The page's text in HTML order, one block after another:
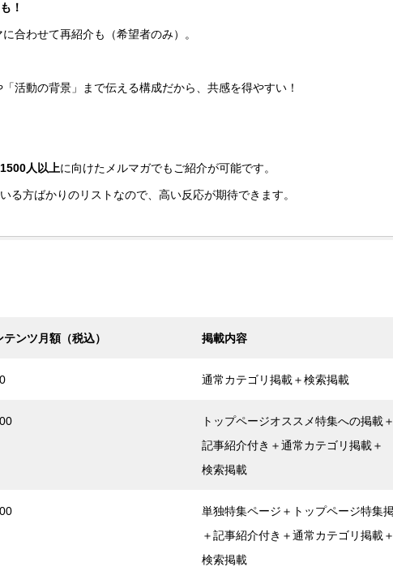
！
合わせて再紹介も（希望者のみ）。
活動の背景」まで伝える構成だから、共感を得やすい！
人以上に向けたメルマガでもご紹介が可能です。
る方ばかりのリストなので、高い反応が期待できます。
テンツ月額（税込） 掲載内容
通常カテゴリ掲載＋検索掲載
トップページオススメ特集への掲載＋
記事紹介付き＋通常カテゴリ掲載＋
検索掲載
単独特集ページ＋トップページ特集
＋記事紹介付き＋通常カテゴリ掲載＋
検索掲載